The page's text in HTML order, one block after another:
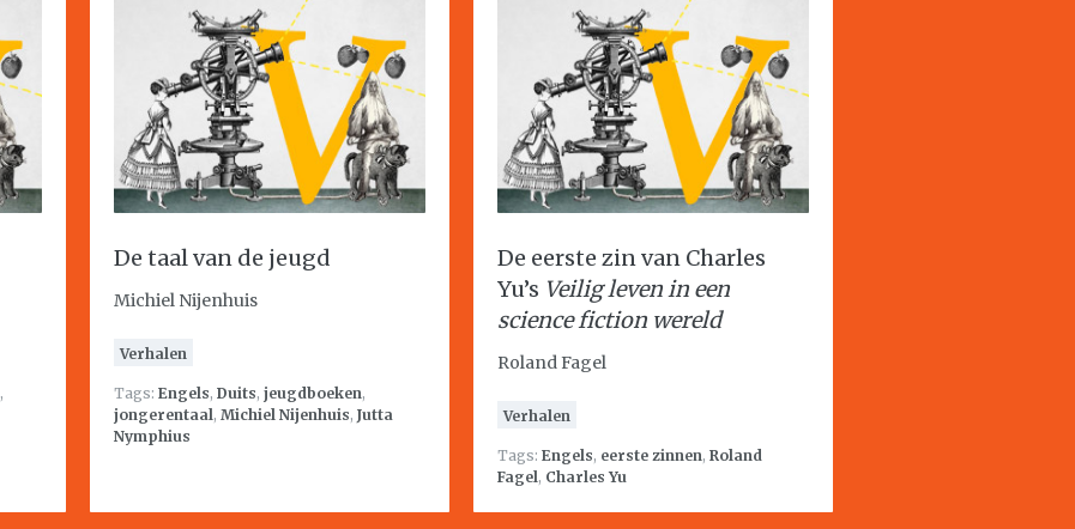
,
De taal van de jeugd
Michiel Nijenhuis
Verhalen
Tags: Engels, Duits, jeugdboeken,
jongerentaal, Michiel Nijenhuis, Jutta
Nymphius
De eerste zin van Charles
Yu’s Veilig leven in een
science fiction wereld
Roland Fagel
Verhalen
Tags: Engels, eerste zinnen, Roland
Fagel, Charles Yu